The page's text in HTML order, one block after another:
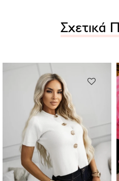
Σχετικά